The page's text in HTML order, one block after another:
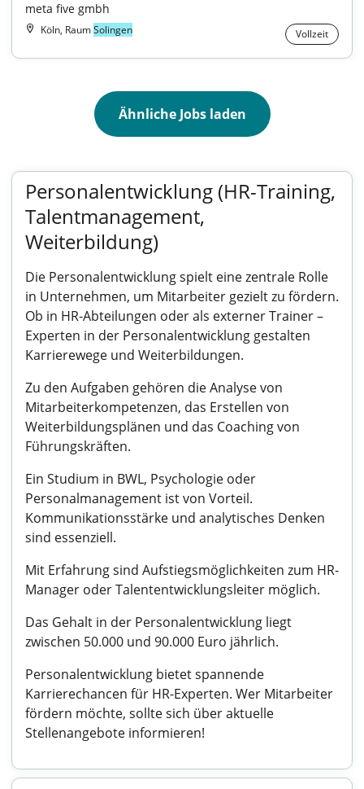
meta five gmbh
Köln, RaumSolingen Vollzeit
Ähnliche Jobs laden
Personalentwicklung (HR-Training,
Talentmanagement,
Weiterbildung)
Die Personalentwicklung spielt eine zentrale Rolle
in Unternehmen, um Mitarbeiter gezielt zu fördern.
Ob in HR-Abteilungen oder als externer Trainer –
Experten in der Personalentwicklung gestalten
Karrierewege und Weiterbildungen.
Zu den Aufgaben gehören die Analyse von
Mitarbeiterkompetenzen, das Erstellen von
Weiterbildungsplänen und das Coaching von
Führungskräften.
Ein Studium in BWL, Psychologie oder
Personalmanagement ist von Vorteil.
Kommunikationsstärke und analytisches Denken
sind essenziell.
Mit Erfahrung sind Aufstiegsmöglichkeiten zum HR-
Manager oder Talententwicklungsleiter möglich.
Das Gehalt in der Personalentwicklung liegt
zwischen 50.000 und 90.000 Euro jährlich.
Personalentwicklung bietet spannende
Karrierechancen für HR-Experten. Wer Mitarbeiter
fördern möchte, sollte sich über aktuelle
Stellenangebote informieren!